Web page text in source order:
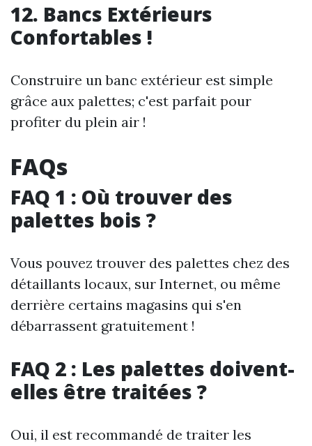
12. Bancs Extérieurs
Confortables !
Construire un banc extérieur est simple
grâce aux palettes; c'est parfait pour
profiter du plein air !
FAQs
FAQ 1 : Où trouver des
palettes bois ?
Vous pouvez trouver des palettes chez des
détaillants locaux, sur Internet, ou même
derrière certains magasins qui s'en
débarrassent gratuitement !
FAQ 2 : Les palettes doivent-
elles être traitées ?
Oui, il est recommandé de traiter les